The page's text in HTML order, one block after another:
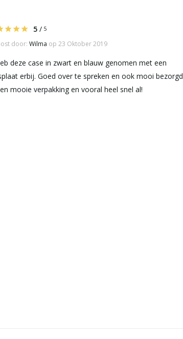
5/ 5
door: Wilma op 23 Oktober 2019
deze case in zwart en blauw genomen met een
erbij. Goed over te spreken en ook mooi bezorgd
mooie verpakking en vooral heel snel al!